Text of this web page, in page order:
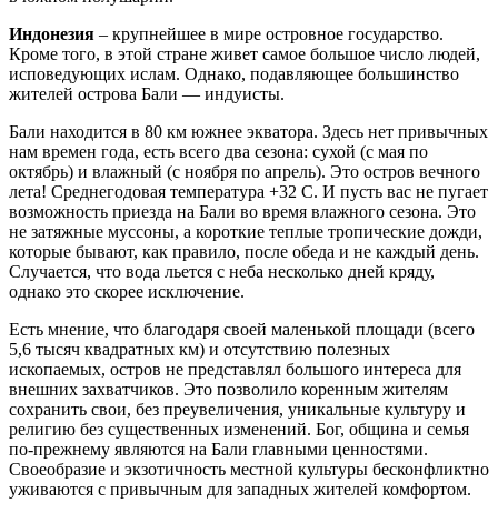
Индонезия – крупнейшее в мире островное государство.
Кроме того, в этой стране живет самое большое число людей,
исповедующих ислам. Однако, подавляющее большинство
жителей острова Бали — индуисты.
Бали находится в 80 км южнее экватора. Здесь нет привычных
нам времен года, есть всего два сезона: сухой (с мая по
октябрь) и влажный (с ноября по апрель). Это остров вечного
лета! Среднегодовая температура +32 С. И пусть вас не пугает
возможность приезда на Бали во время влажного сезона. Это
не затяжные муссоны, а короткие теплые тропические дожди,
которые бывают, как правило, после обеда и не каждый день.
Случается, что вода льется с неба несколько дней кряду,
однако это скорее исключение.
Есть мнение, что благодаря своей маленькой площади (всего
5,6 тысяч квадратных км) и отсутствию полезных
ископаемых, остров не представлял большого интереса для
внешних захватчиков. Это позволило коренным жителям
сохранить свои, без преувеличения, уникальные культуру и
религию без существенных изменений. Бог, община и семья
по-прежнему являются на Бали главными ценностями.
Своеобразие и экзотичность местной культуры бесконфликтно
уживаются с привычным для западных жителей комфортом.